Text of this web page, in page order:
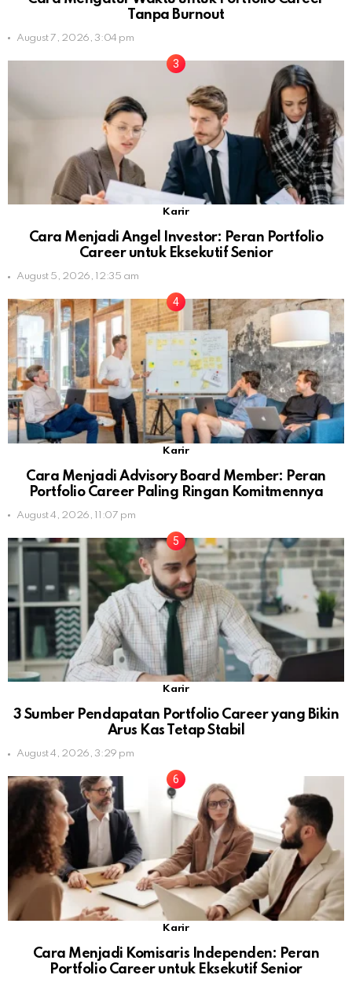
Tanpa Burnout
August 7, 2026, 3:04 pm
Karir
Cara Menjadi Angel Investor: Peran Portfolio
Career untuk Eksekutif Senior
August 5, 2026, 12:35 am
Karir
Cara Menjadi Advisory Board Member: Peran
Portfolio Career Paling Ringan Komitmennya
August 4, 2026, 11:07 pm
Karir
3 Sumber Pendapatan Portfolio Career yang Bikin
Arus Kas Tetap Stabil
August 4, 2026, 3:29 pm
Karir
Cara Menjadi Komisaris Independen: Peran
Portfolio Career untuk Eksekutif Senior